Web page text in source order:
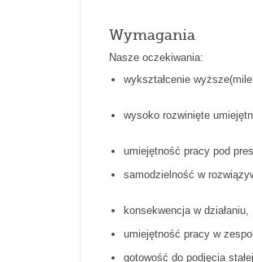
Wymagania
Nasze oczekiwania:
wykształcenie
wysoko rozwinięte
umiejętność pracy pod
samodzielność w
konsekwencja w działaniu,
umiejętność pracy w
gotowość do podjęcia